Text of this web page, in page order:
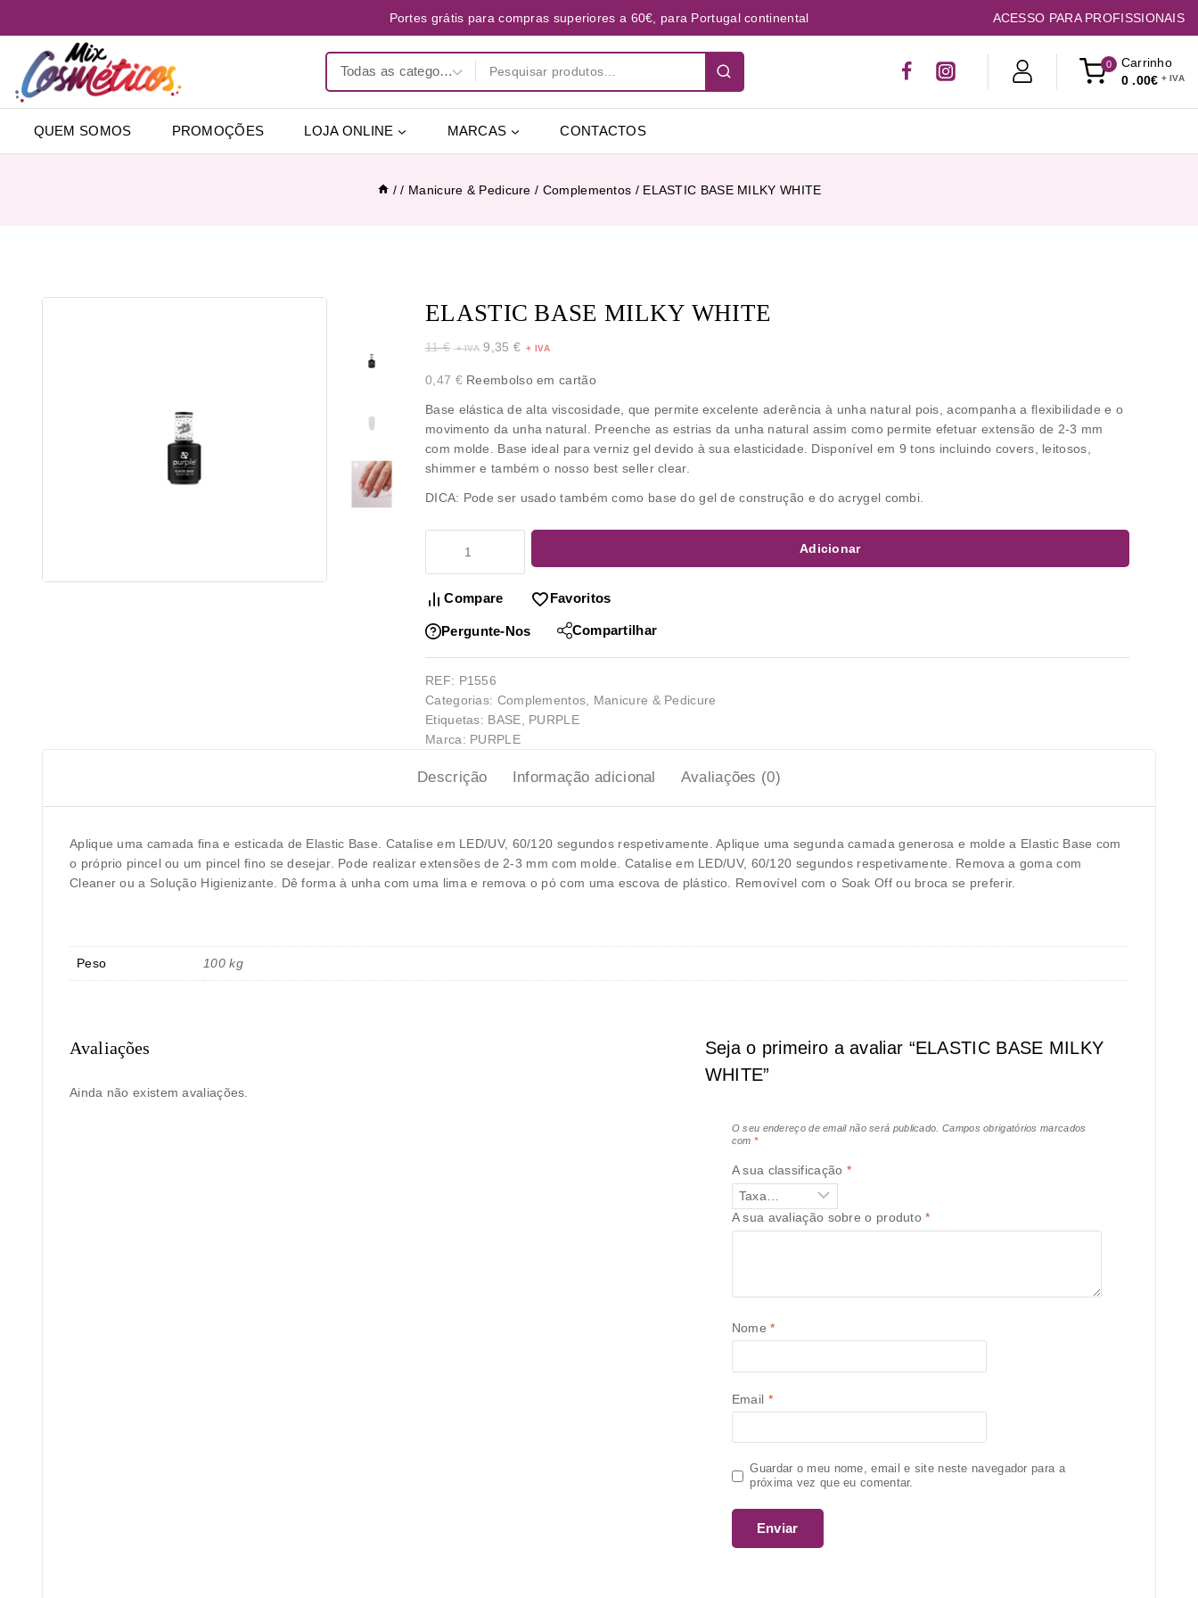
Portes grátis para compras superiores a 60€, para Portugal continental ACESSO PARA PROFISSIONAIS
0
Carrinho
0 .00€
QUEM SOMOS PROMOÇÕES LOJA ONLINE MARCAS CONTACTOS
/ / Manicure & Pedicure / Complementos / ELASTIC BASE MILKY WHITE
ELASTIC BASE MILKY WHITE
11€ 9,35 €
0,47 €Reembolso em cartão
Base elástica de alta viscosidade, que permite excelente aderência à unha natural pois, acompanha a flexibilidade e o
movimento da unha natural. Preenche as estrias da unha natural assim como permite efetuar extensão de 2-3 mm
com molde. Base ideal para verniz gel devido à sua elasticidade. Disponível em 9 tons incluindo covers, leitosos,
shimmer e também o nosso best seller clear.
DICA: Pode ser usado também como base do gel de construção e do acrygel combi.
Adicionar
Compare Favoritos
Pergunte-Nos Compartilhar
REF: P1556
Categorias: Complementos
Manicure & Pedicure
Etiquetas: BASE
PURPLE
Marca: PURPLE
Descrição Informação adicional Avaliações (0)
Aplique uma camada fina e esticada de Elastic Base. Catalise em LED/UV, 60/120 segundos respetivamente. Aplique uma segunda camada generosa e molde a Elastic Base com
o próprio pincel ou um pincel fino se desejar. Pode realizar extensões de 2-3 mm com molde. Catalise em LED/UV, 60/120 segundos respetivamente. Remova a goma com
Cleaner ou a Solução Higienizante. Dê forma à unha com uma lima e remova o pó com uma escova de plástico. Removível com o Soak Off ou broca se preferir.
Peso 100 kg
Avaliações
Ainda não existem avaliações.
Seja o primeiro a avaliar “ELASTIC BASE MILKY
WHITE”
O seu endereço de email não será publicado. Campos obrigatórios marcados
com *
A sua classificação *
A sua avaliação sobre o produto*
Nome*
Email *
Guardar o meu nome, email e site neste navegador para a
próxima vez que eu comentar.